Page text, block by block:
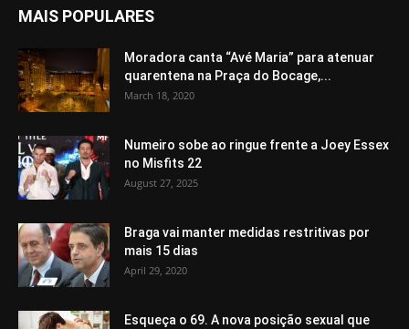
MAIS POPULARES
Moradora canta “Avé Maria” para atenuar
quarentena na Praça do Bocage,...
March 18, 2020
Numeiro sobe ao ringue frente a Joey Essex
no Misfits 22
August 27, 2025
Braga vai manter medidas restritivas por
mais 15 dias
April 29, 2020
Esqueça o 69. A nova posição sexual que